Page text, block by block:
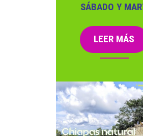
SÁBADO Y
LEER MÁS